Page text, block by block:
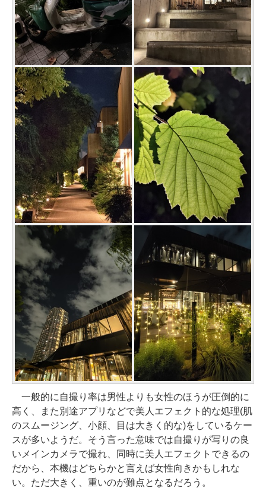
一般的に自撮り率は男性よりも女性のほうが圧倒的に
高く、また別途アプリなどで美人エフェクト的な処理(肌
のスムージング、小顔、目は大きく的な)をしているケー
スが多いようだ。そう言った意味では自撮りが写りの良
いメインカメラで撮れ、同時に美人エフェクトできるの
だから、本機はどちらかと言えば女性向きかもしれな
い。ただ大きく、重いのが難点となるだろう。